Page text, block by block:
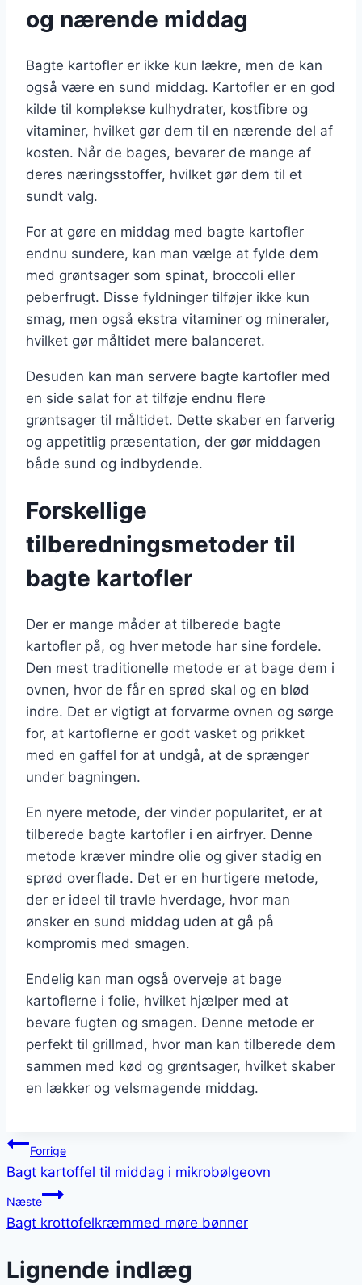
og nærende middag
Bagte kartofler er ikke kun lækre, men de kan
også være en sund middag. Kartofler er en god
kilde til komplekse kulhydrater, kostfibre og
vitaminer, hvilket gør dem til en nærende del af
kosten. Når de bages, bevarer de mange af
deres næringsstoffer, hvilket gør dem til et
sundt valg.
For at gøre en middag med bagte kartofler
endnu sundere, kan man vælge at fylde dem
med grøntsager som spinat, broccoli eller
peberfrugt. Disse fyldninger tilføjer ikke kun
smag, men også ekstra vitaminer og mineraler,
hvilket gør måltidet mere balanceret.
Desuden kan man servere bagte kartofler med
en side salat for at tilføje endnu flere
grøntsager til måltidet. Dette skaber en farverig
og appetitlig præsentation, der gør middagen
både sund og indbydende.
Forskellige
tilberedningsmetoder til
bagte kartofler
Der er mange måder at tilberede bagte
kartofler på, og hver metode har sine fordele.
Den mest traditionelle metode er at bage dem i
ovnen, hvor de får en sprød skal og en blød
indre. Det er vigtigt at forvarme ovnen og sørge
for, at kartoflerne er godt vasket og prikket
med en gaffel for at undgå, at de sprænger
under bagningen.
En nyere metode, der vinder popularitet, er at
tilberede bagte kartofler i en airfryer. Denne
metode kræver mindre olie og giver stadig en
sprød overflade. Det er en hurtigere metode,
der er ideel til travle hverdage, hvor man
ønsker en sund middag uden at gå på
kompromis med smagen.
Endelig kan man også overveje at bage
kartoflerne i folie, hvilket hjælper med at
bevare fugten og smagen. Denne metode er
perfekt til grillmad, hvor man kan tilberede dem
sammen med kød og grøntsager, hvilket skaber
en lækker og velsmagende middag.
Indlægsnavigation
Forrige
Bagt kartoffel til middag i mikrobølgeovn
Næste
Bagt krottofelkræmmed møre bønner
Lignende indlæg